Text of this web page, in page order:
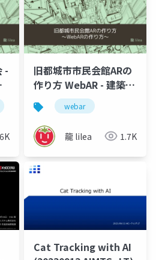
-
ar
旧都城市市民会館ARの
作り方 WebAR - 建築情
報学会 meetup vol.1
webar
龍 lilea 1.7K
Cat Tracking with AI